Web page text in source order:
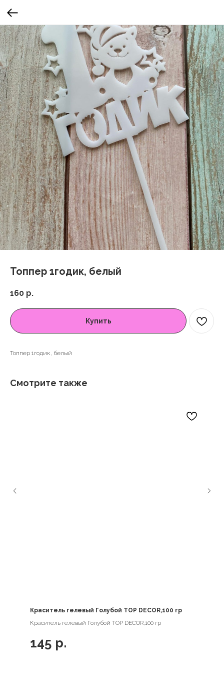
Топпер 1годик, белый
160 р.
Купить
Топпер 1годик, белый
Смотрите также
Краситель гелевый Голубой TOP DECOR,100 гр
Краситель гелевый Голубой TOP DECOR,100 гр
145 р.